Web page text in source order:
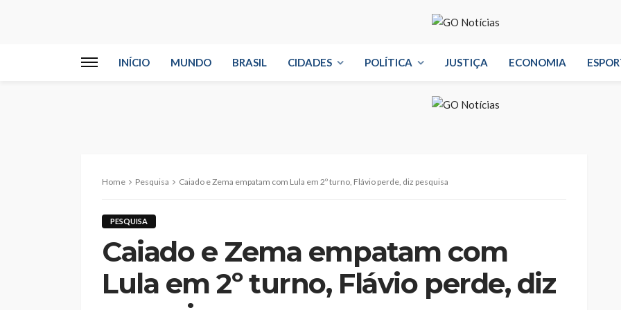
INÍCIO MUNDO BRASIL CIDADES POLÍTICA JUSTIÇA ECONOMIA
Home Pesquisa Caiado e Zema empatam com Lula em 2º turno, Flávio perde, diz pesquisa
PESQUISA
Caiado e Zema empatam com
Lula em 2º turno, Flávio perde, diz